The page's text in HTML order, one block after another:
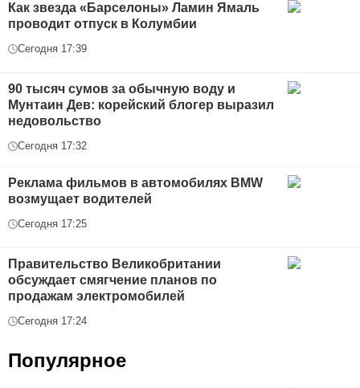
Как звезда «Барселоны» Ламин Ямаль
проводит отпуск в Колумбии
Сегодня 17:39
90 тысяч сумов за обычную воду и
Мунтаин Дев: корейский блогер выразил
недовольство
Сегодня 17:32
Реклама фильмов в автомобилях BMW
возмущает водителей
Сегодня 17:25
Правительство Великобритании
обсуждает смягчение планов по
продажам электромобилей
Сегодня 17:24
Популярное